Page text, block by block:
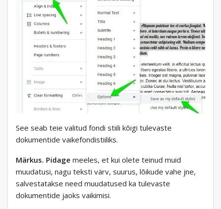
See seab teie valitud fondi stiili kõigi tulevaste
dokumentide vaikefondistiiliks.
Märkus. Pidage meeles, et kui olete teinud muid
muudatusi, nagu teksti värv, suurus, lõikude vahe jne,
salvestatakse need muudatused ka tulevaste
dokumentide jaoks vaikimisi.